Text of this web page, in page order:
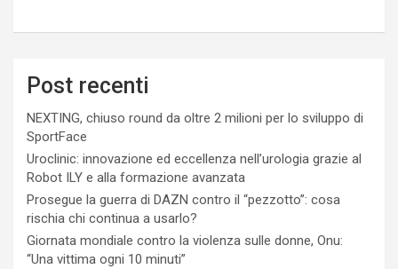
Post recenti
NEXTING, chiuso round da oltre 2 milioni per lo sviluppo di
SportFace
Uroclinic: innovazione ed eccellenza nell’urologia grazie al
Robot ILY e alla formazione avanzata
Prosegue la guerra di DAZN contro il “pezzotto”: cosa
rischia chi continua a usarlo?
Giornata mondiale contro la violenza sulle donne, Onu:
“Una vittima ogni 10 minuti”